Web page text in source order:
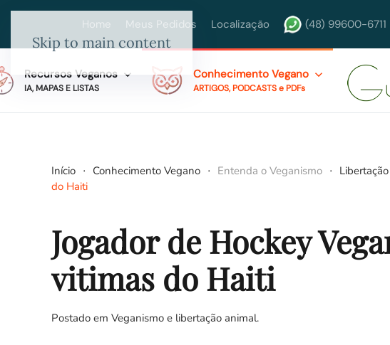
Skip to main content
Home Meus Pedidos Localização (48) 99600-6711
Recursos Veganos
IA, MAPAS E LISTAS
Conhecimento Vegano
ARTIGOS, PODCASTS e PDFs
Início Conhecimento Vegano Entenda o Veganismo
do Haiti
Jogador de Hockey
vitimas do Haiti
Postado em Veganismo e libertação animal.